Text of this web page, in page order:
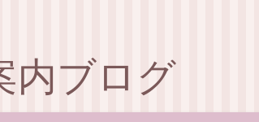
内ブログ